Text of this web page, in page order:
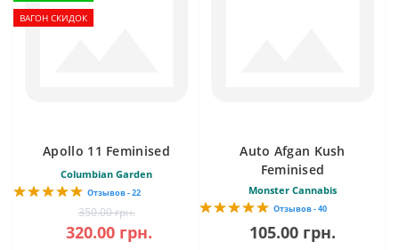
ВАГОН СКИДОК
Apollo 11 Feminised
Columbian Garden
Отзывов - 22
350.00 грн.
320.00 грн.
Auto Afgan Kush
Feminised
Monster Cannabis
Отзывов - 40
105.00 грн.